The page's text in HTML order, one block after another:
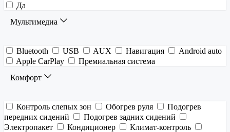
Да
Мультимедиа
Bluetooth USB AUX Навигация
Android auto
Apple CarPlay
Премиальная система
Комфорт
Контроль слепых зон Обогрев руля
Подогрев
передних сидений
Подогрев задних сидений
Электропакет
Кондиционер
Климат-контроль